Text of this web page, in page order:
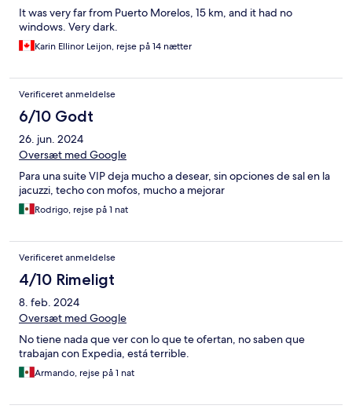
It was very far from Puerto Morelos, 15 km, and it had no
windows. Very dark.
Karin Ellinor Leijon, rejse på 14 nætter
Verificeret anmeldelse
6/10 Godt
26. jun. 2024
Oversæt med Google
Para una suite VIP deja mucho a desear, sin opciones de sal en la
jacuzzi, techo con mofos, mucho a mejorar
Rodrigo, rejse på 1 nat
Verificeret anmeldelse
4/10 Rimeligt
8. feb. 2024
Oversæt med Google
No tiene nada que ver con lo que te ofertan, no saben que
trabajan con Expedia, está terrible.
Armando, rejse på 1 nat